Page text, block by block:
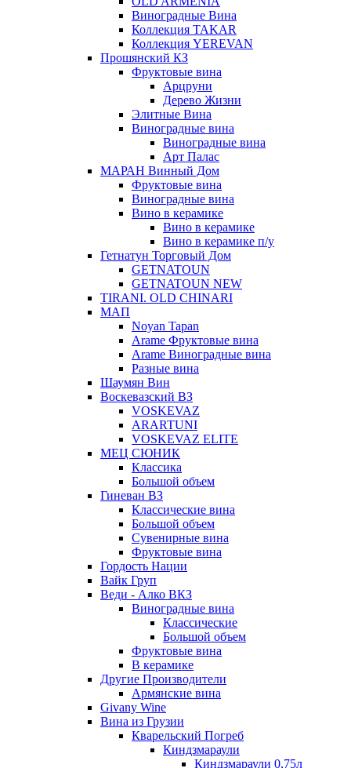
Виноградные Вина
Коллекция TAKAR
Коллекция YEREVAN
Прошянский КЗ
Фруктовые вина
Арцруни
Дерево Жизни
Элитные Вина
Виноградные вина
Виноградные вина
Арт Палас
МАРАН Винный Дом
Фруктовые вина
Виноградные вина
Вино в керамике
Вино в керамике
Вино в керамике п/у
Гетнатун Торговый Дом
GETNATOUN
GETNATOUN NEW
TIRANI. OLD CHINARI
МАП
Noyan Tapan
Arame Фруктовые вина
Arame Виноградные вина
Разные вина
Шаумян Вин
Воскевазский ВЗ
VOSKEVAZ
ARARTUNI
VOSKEVAZ ELITE
МЕЦ СЮНИК
Классика
Большой объем
Гиневан ВЗ
Классические вина
Большой объем
Сувенирные вина
Фруктовые вина
Гордость Нации
Вайк Груп
Веди - Алко ВКЗ
Виноградные вина
Классические
Большой объем
Фруктовые вина
В керамике
Другие Производители
Армянские вина
Givany Wine
Вина из Грузии
Кварельский Погреб
Киндзмараули
Киндзмараули 0,75л